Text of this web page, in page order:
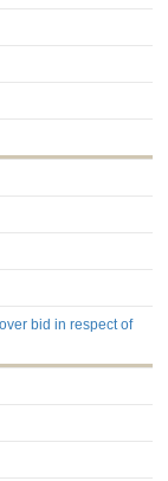
bid in respect of